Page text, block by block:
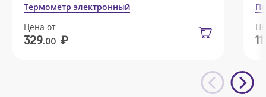
Термометр электронный
Цена от
329.00 ₽ 11